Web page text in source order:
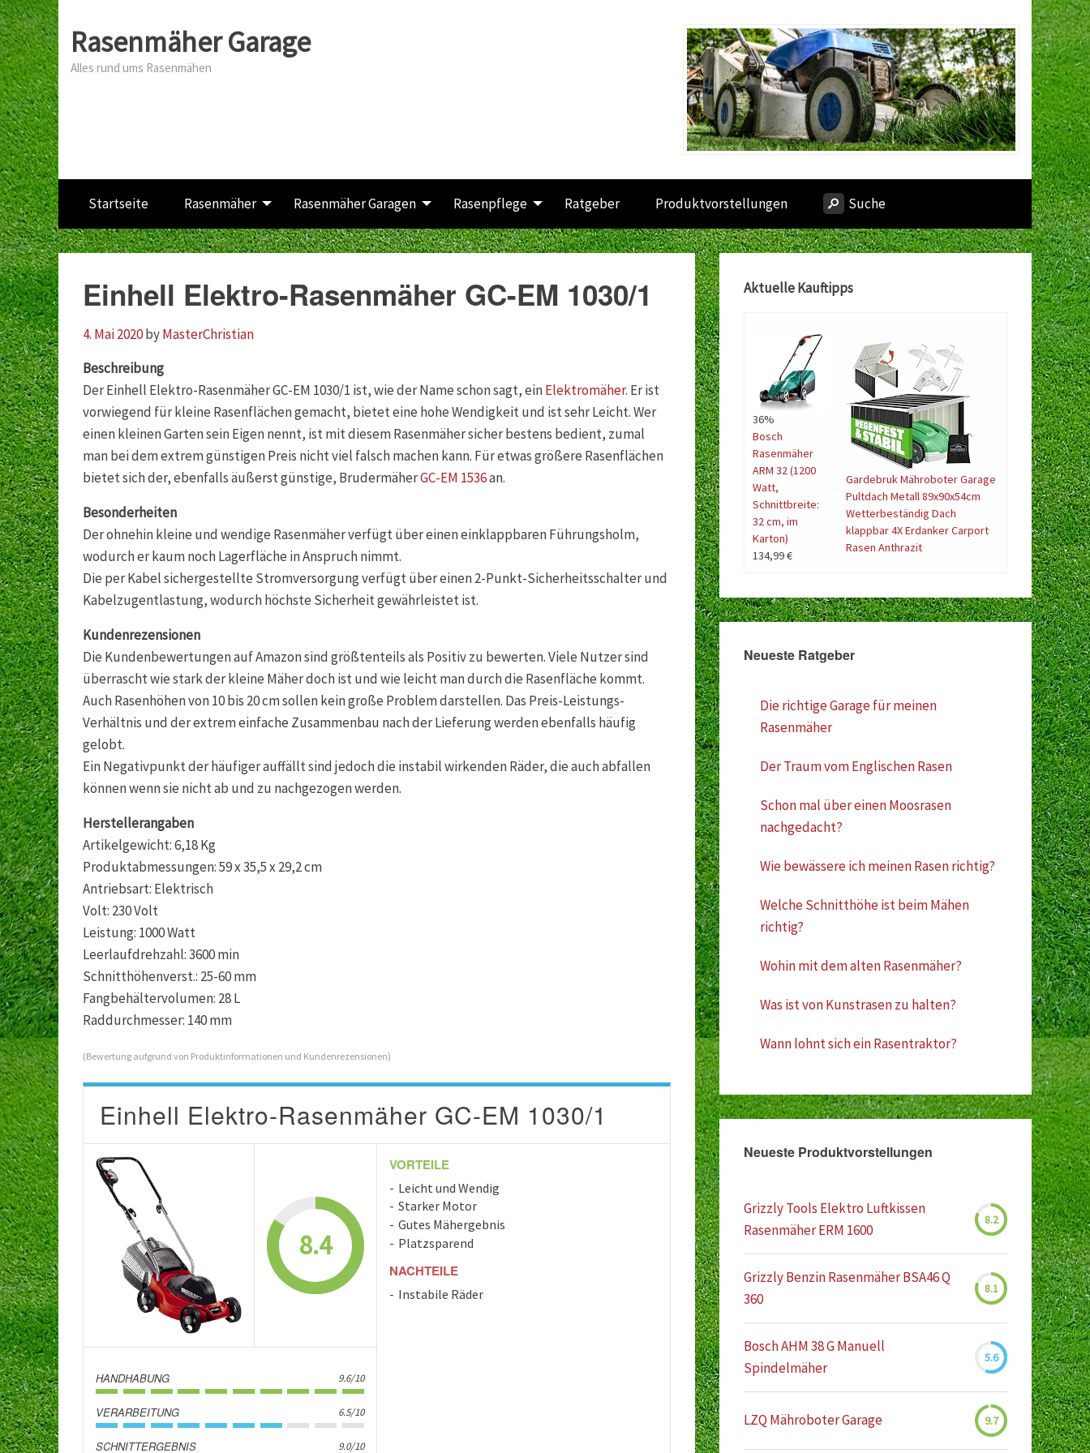
Rasenmäher Garage
Alles rund ums Rasenmähen
Startseite Rasenmäher Rasenmäher Garagen Rasenpflege Ratgeber Produktvorstellungen Suche
Einhell Elektro-Rasenmäher GC-EM 1030/1
4. Mai 2020byMasterChristian
Beschreibung
Der Einhell Elektro-Rasenmäher GC-EM 1030/1 ist, wie der Name schon sagt, einElektromäher. Er ist
vorwiegend für kleine Rasenflächen gemacht, bietet eine hohe Wendigkeit und ist sehr Leicht. Wer
einen kleinen Garten sein Eigen nennt, ist mit diesem Rasenmäher sicher bestens bedient, zumal
man bei dem extrem günstigen Preis nicht viel falsch machen kann. Für etwas größere Rasenflächen
bietet sich der, ebenfalls äußerst günstige, BrudermäherGC-EM 1536an.
Besonderheiten
Der ohnehin kleine und wendige Rasenmäher verfügt über einen einklappbaren Führungsholm,
wodurch er kaum noch Lagerfläche in Anspruch nimmt.
Die per Kabel sichergestellte Stromversorgung verfügt über einen 2-Punkt-Sicherheitsschalter und
Kabelzugentlastung, wodurch höchste Sicherheit gewährleistet ist.
Kundenrezensionen
Die Kundenbewertungen auf Amazon sind größtenteils als Positiv zu bewerten. Viele Nutzer sind
überrascht wie stark der kleine Mäher doch ist und wie leicht man durch die Rasenfläche kommt.
Auch Rasenhöhen von 10 bis 20 cm sollen kein große Problem darstellen. Das Preis-Leistungs-
Verhältnis und der extrem einfache Zusammenbau nach der Lieferung werden ebenfalls häufig
gelobt.
Ein Negativpunkt der häufiger auffällt sind jedoch die instabil wirkenden Räder, die auch abfallen
können wenn sie nicht ab und zu nachgezogen werden.
Herstellerangaben
Artikelgewicht: 6,18 Kg
Produktabmessungen: 59 x 35,5 x 29,2 cm
Antriebsart: Elektrisch
Volt: 230 Volt
Leistung: 1000 Watt
Leerlaufdrehzahl: 3600 min
Schnitthöhenverst.: 25-60 mm
Fangbehältervolumen: 28 L
Raddurchmesser: 140 mm
(Bewertung aufgrund von Produktinformationen und Kundenrezensionen)
Einhell Elektro-Rasenmäher GC-EM 1030/1
8.4
HANDHABUNG 9.6/10
VERARBEITUNG 6.5/10
SCHNITTERGEBNIS 9.0/10
VORTEILE
Leicht und Wendig
Starker Motor
Gutes Mähergebnis
Platzsparend
NACHTEILE
Instabile Räder
Aktuelle Kauftipps
36%
Bosch
Rasenmäher
ARM 32 (1200
Watt,
Schnittbreite:
32 cm, im
Karton)
134,99 €
Gardebruk Mähroboter Garage
Pultdach Metall 89x90x54cm
Wetterbeständig Dach
klappbar 4X Erdanker Carport
Rasen Anthrazit
Neueste Ratgeber
Die richtige Garage für meinen
Rasenmäher
Der Traum vom Englischen Rasen
Schon mal über einen Moosrasen
nachgedacht?
Wie bewässere ich meinen Rasen richtig?
Welche Schnitthöhe ist beim Mähen
richtig?
Wohin mit dem alten Rasenmäher?
Was ist von Kunstrasen zu halten?
Wann lohnt sich ein Rasentraktor?
Neueste Produktvorstellungen
Grizzly Tools Elektro Luftkissen
Rasenmäher ERM 1600
8.2
Grizzly Benzin Rasenmäher BSA46 Q
360
8.1
Bosch AHM 38 G Manuell
Spindelmäher
5.6
LZQ Mähroboter Garage 9.7